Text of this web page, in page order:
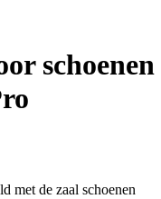
schoenen
met de zaal schoenen